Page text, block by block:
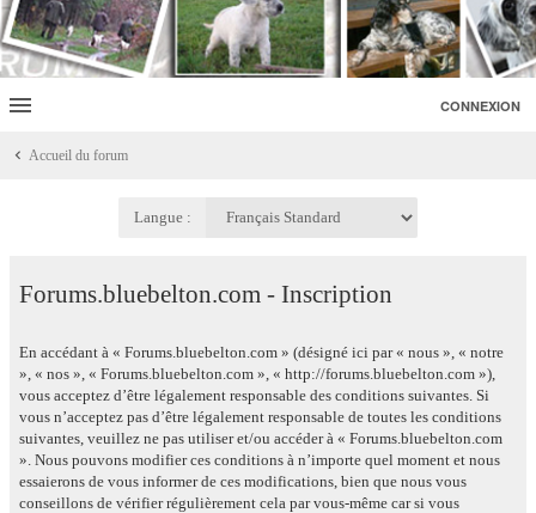
CONNEXION
Accueil du forum
Langue :
Forums.bluebelton.com - Inscription
En accédant à « Forums.bluebelton.com » (désigné ici par « nous », « notre
», « nos », « Forums.bluebelton.com », « http://forums.bluebelton.com »),
vous acceptez d’être légalement responsable des conditions suivantes. Si
vous n’acceptez pas d’être légalement responsable de toutes les conditions
suivantes, veuillez ne pas utiliser et/ou accéder à « Forums.bluebelton.com
». Nous pouvons modifier ces conditions à n’importe quel moment et nous
essaierons de vous informer de ces modifications, bien que nous vous
conseillons de vérifier régulièrement cela par vous-même car si vous